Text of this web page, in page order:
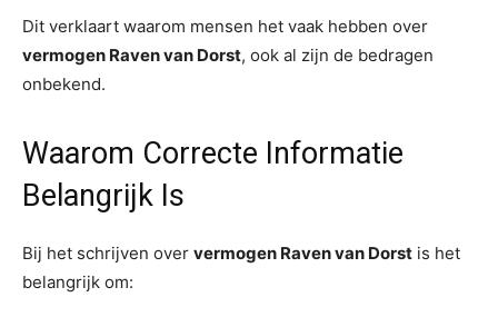
Dit verklaart waarom mensen het vaak hebben over
vermogen Raven van Dorst, ook al zijn de bedragen
onbekend.
Waarom Correcte Informatie
Belangrijk Is
Bij het schrijven over vermogen Raven van Dorst is het
belangrijk om: